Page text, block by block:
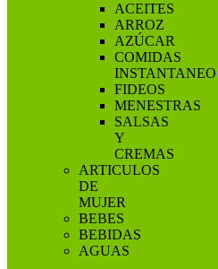
ACEITES
ARROZ
AZÚCAR
COMIDAS
INSTANTANEO
FIDEOS
MENESTRAS
SALSAS
Y
CREMAS
ARTICULOS
DE
MUJER
BEBES
BEBIDAS
AGUAS